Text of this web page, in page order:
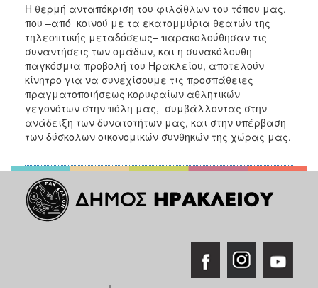
Η θερμή ανταπόκριση του φιλάθλων του τόπου μας,
που –από κοινού με τα εκατομμύρια θεατών της
τηλεοπτικής μεταδόσεως– παρακολούθησαν τις
συναντήσεις των ομάδων, και η συνακόλουθη
παγκόσμια προβολή του Ηρακλείου, αποτελούν
κίνητρο για να συνεχίσουμε τις προσπάθειες
πραγματοποιήσεως κορυφαίων αθλητικών
γεγονότων στην πόλη μας, συμβάλλοντας στην
ανάδειξη των δυνατοτήτων μας, και στην υπέρβαση
των δύσκολων οικονομικών συνθηκών της χώρας μας.